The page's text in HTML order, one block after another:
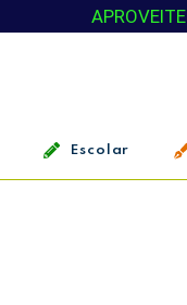
APROVEITE
Escolar